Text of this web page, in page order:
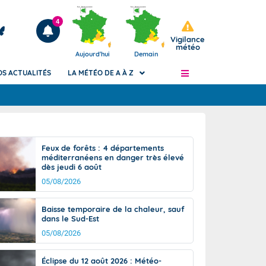
Articles
4
Aujourd'hui Demain
Vigilance
météo
de
Phénomènes dangereux de J+2 à J+7
Avertissement pluies intenses à l'échelle
des communes (Apic)
Bulletins Marine
Bulletins d'estimation du risque
d'avalanche
Météo des forêts
Vigicrues
ACTUALITÉS LA MÉTÉO DE A À Z
Feux de forêts : 4 départements
méditerranéens en danger très élevé
dès jeudi 6 août
05/08/2026
Baisse temporaire de la chaleur, sauf
dans le Sud-Est
05/08/2026
Éclipse du 12 août 2026 : Météo-